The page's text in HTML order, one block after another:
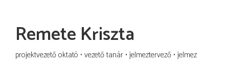
Remete Kriszta
projektvezető oktató vezető tanár jelmeztervező jelmez